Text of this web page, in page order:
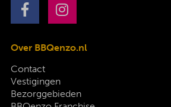
Over BBQenzo.nl
Contact
Vestigingen
Bezorggebieden